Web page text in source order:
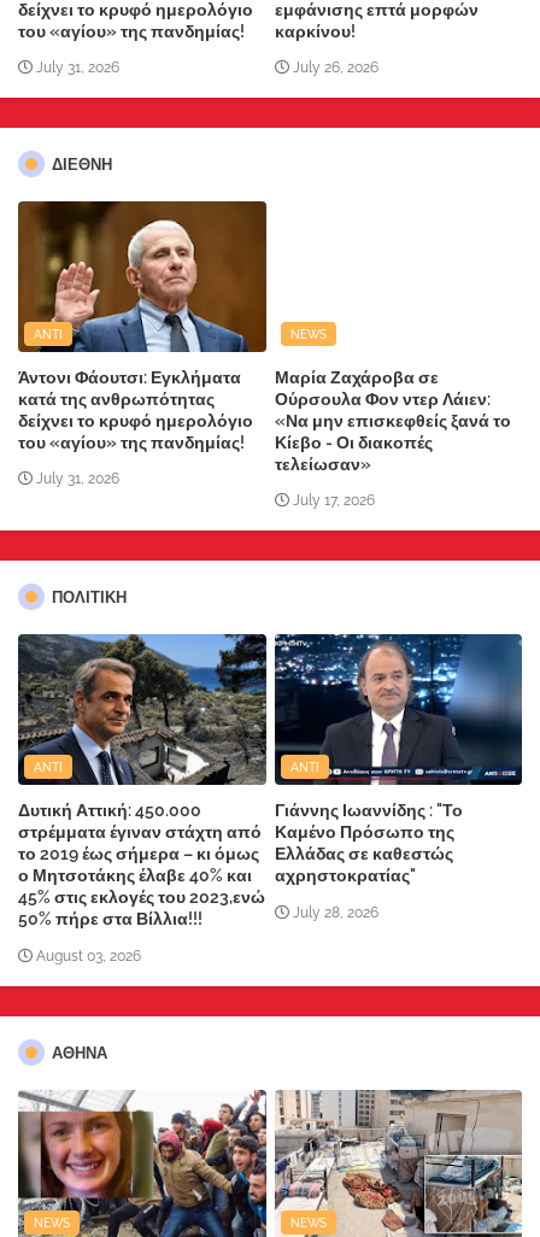
δείχνει το κρυφό ημερολόγιο
του «αγίου» της πανδημίας!
July 31, 2026
εμφάνισης επτά μορφών
καρκίνου!
July 26, 2026
ΔΙΕΘΝΗ
ANTI
Άντονι Φάουτσι: Εγκλήματα
κατά της ανθρωπότητας
δείχνει το κρυφό ημερολόγιο
του «αγίου» της πανδημίας!
July 31, 2026
NEWS
Μαρία Ζαχάροβα σε
Ούρσουλα Φον ντερ Λάιεν:
«Να μην επισκεφθείς ξανά το
Κίεβο - Οι διακοπές
τελείωσαν»
July 17, 2026
ΠΟΛΙΤΙΚΗ
ANTI
Δυτική Αττική: 450.000
στρέμματα έγιναν στάχτη από
το 2019 έως σήμερα – κι όμως
ο Μητσοτάκης έλαβε 40% και
45% στις εκλογές του 2023,ενώ
50% πήρε στα Βίλλια!!!
August 03, 2026
ANTI
Γιάννης Ιωαννίδης : "Το
Καμένο Πρόσωπο της
Ελλάδας σε καθεστώς
αχρηστοκρατίας"
July 28, 2026
ΑΘΗΝΑ
NEWS NEWS